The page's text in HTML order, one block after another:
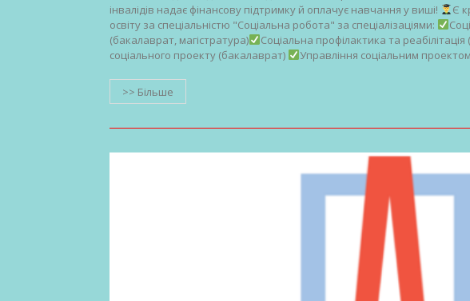
інвалідів надає фінансову підтримку й оплачує навчання у виші!
Є
освіту за спеціальністю "Соціальна робота" за спеціалізаціями:
(бакалаврат, магістратура)
Соціальна профілактика та
соціального проекту (бакалаврат)
Управління соціальним
>> Більше